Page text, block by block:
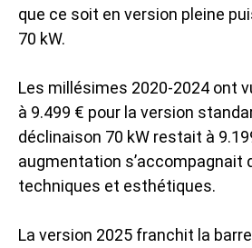
que ce soit en version pleine
70 kW.
Les millésimes 2020-2024 ont
à 9.499 € pour la version
déclinaison 70 kW restait à
augmentation s’accompagnait
techniques et esthétiques.
La version 2025 franchit la